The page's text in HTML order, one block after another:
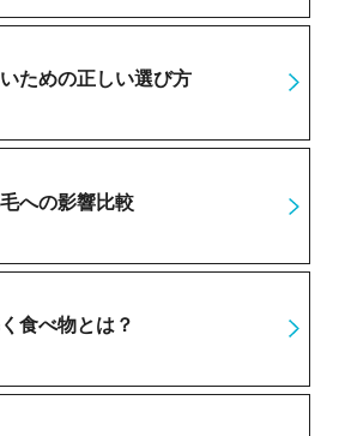
ための正しい選び方
への影響比較
食べ物とは？